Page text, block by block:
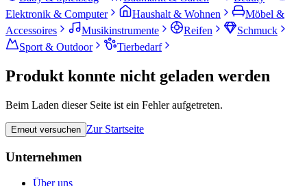
Elektronik & Computer
Haushalt & Wohnen
Möbel &
Accessoires
Musikinstrumente Reifen
Schmuck
Sport & Outdoor
Tierbedarf
Produkt konnte nicht geladen werden
Beim Laden dieser Seite ist ein Fehler aufgetreten.
Erneut versuchen Zur Startseite
Unternehmen
Über uns